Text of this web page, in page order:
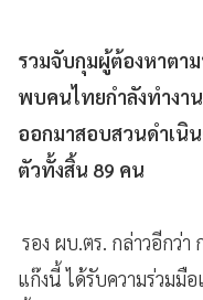
รวมจับกุมผู้ต้องหาตา
พบคนไทยกำลังทำงา
ออกมาสอบสวนดำเนิ
ตัวทั้งสิ้น 89 คน
รอง ผบ.ตร. กล่าวอีกว่า
แก๊งนี้ ได้รับความร่วมมื